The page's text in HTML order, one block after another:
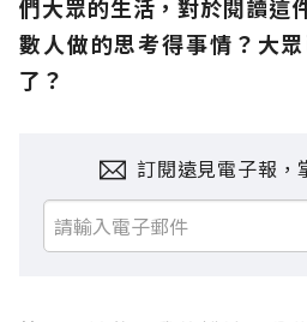
們大眾的生活，對於閱讀這
數人做的思考得事情？大
了？
訂閱遠見電子報，